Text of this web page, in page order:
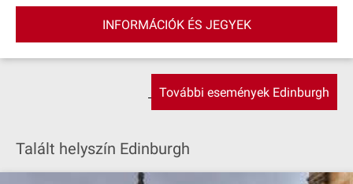
INFORMÁCIÓK ÉS JEGYEK
További események Edinburgh
Talált helyszín Edinburgh